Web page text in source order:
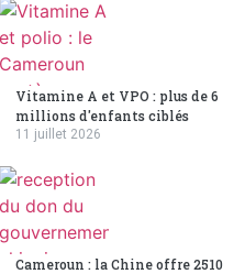
Vitamine A et VPO : plus de 6
millions d'enfants ciblés
11 juillet 2026
Cameroun : la Chine offre 2510